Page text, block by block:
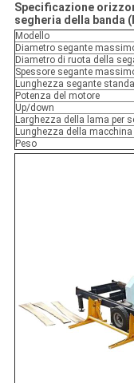
Specificazione
segheria della banda
Modello
Diametro segante
Diametro di ruota della
Spessore segante
Lunghezza segante
Potenza del motore
Up/down
Larghezza della lama per
Lunghezza della macchina
Peso